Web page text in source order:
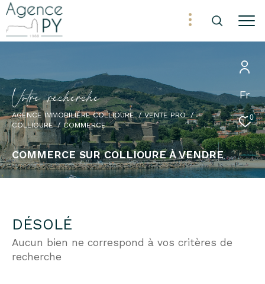
Fr
0
Votre recherche
AGENCE IMMOBILIÈRE COLLIOURE
VENTE PRO
COLLIOURE
COMMERCE
COMMERCE SUR COLLIOURE À VENDRE
DÉSOLÉ
Aucun bien ne correspond à vos critères de
recherche